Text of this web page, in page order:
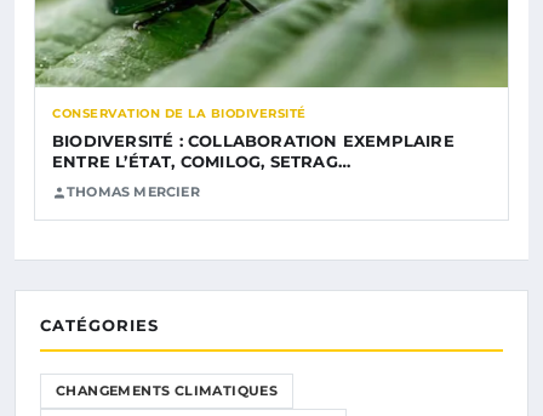
CONSERVATION DE LA BIODIVERSITÉ
BIODIVERSITÉ : COLLABORATION EXEMPLAIRE
ENTRE L’ÉTAT, COMILOG, SETRAG…
THOMAS MERCIER
CATÉGORIES
CHANGEMENTS CLIMATIQUES